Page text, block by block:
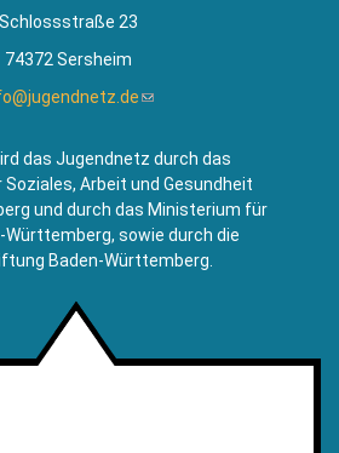
Schlossstraße 23
74372 Sersheim
(Link
Mail)
das Jugendnetz durch das
Arbeit und Gesundheit
und durch das Ministerium für
Württemberg, sowie durch die
Baden-Württemberg.